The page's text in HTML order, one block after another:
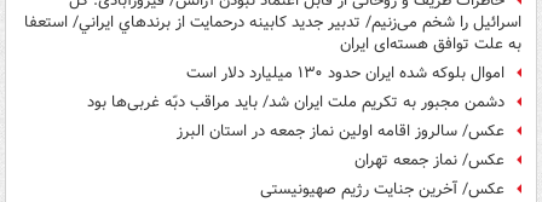
اسرائیل را شخم می‌زنیم/ تدبير جديد کابينه درحمايت از برندهاي ايراني/ استعفا
به علت توافق هسته‌ای ایران
اموال بلوکه شده ایران حدود ۱۳۰ میلیارد دلار است
دشمن مجبور به تکریم ملت ایران شد/ باید مراقب دبّه غربی‌ها بود
عکس/ سالروز اقامه اولین نماز جمعه در استان البرز
عکس/ نماز جمعه تهران
عکس/ آخرین جنایت رژیم صهیونیستی